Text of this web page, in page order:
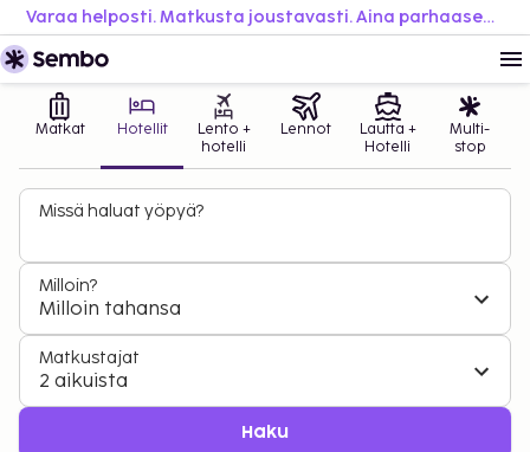
Varaa helposti. Matkusta joustavasti. Aina parhaaseen hintaan.
Matkat Hotellit
Lento +
hotelli
Lennot
Lautta +
Hotelli
Multi-
stop
Missä haluat yöpyä?
Milloin?
Milloin tahansa
Matkustajat
2 aikuista
Haku